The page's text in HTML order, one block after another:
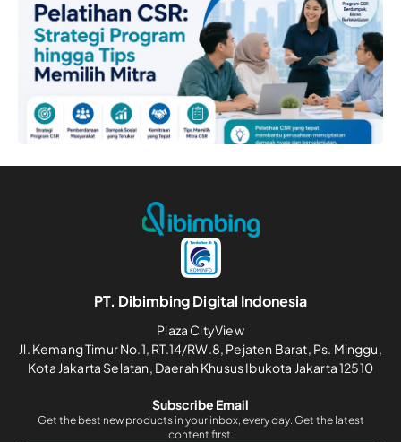
PT. Dibimbing Digital Indonesia
Plaza CityView
Jl. Kemang Timur No.1, RT.14/RW.8, Pejaten Barat, Ps. Minggu,
Kota Jakarta Selatan, Daerah Khusus Ibukota Jakarta 12510
Subscribe Email
Get the best new products in your inbox, every day. Get the latest
content first.